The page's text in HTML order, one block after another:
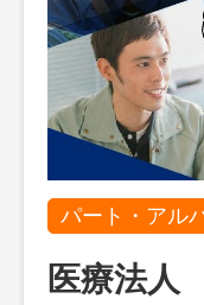
パート・アル
医療法